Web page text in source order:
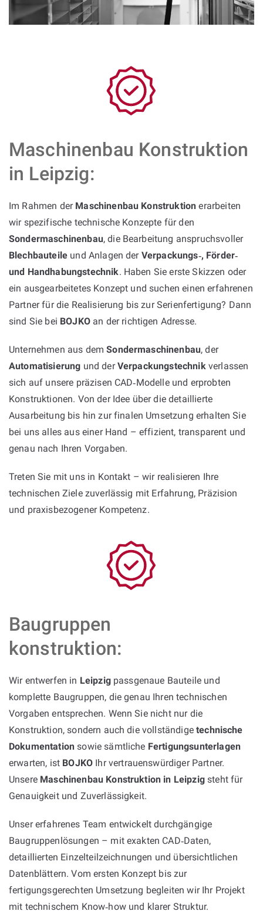
Maschinenbau Konstruktion
in Leipzig:
Im Rahmen der Maschinenbau Konstruktion erarbeiten
wir spezifische technische Konzepte für den
Sondermaschinenbau, die Bearbeitung anspruchsvoller
Blechbauteile und Anlagen der Verpackungs‑, Förder‑
und Handhabungstechnik. Haben Sie erste Skizzen oder
ein ausgearbeitetes Konzept und suchen einen erfahrenen
Partner für die Realisierung bis zur Serienfertigung? Dann
sind Sie bei BOJKOan der richtigen Adresse.
Unternehmen aus demSondermaschinenbau, der
Automatisierung und derVerpackungstechnikverlassen
sich auf unsere präzisen CAD‑Modelle und erprobten
Konstruktionen. Von der Idee über die detaillierte
Ausarbeitung bis hin zur finalen Umsetzung erhalten Sie
bei uns alles aus einer Hand – effizient, transparent und
genau nach Ihren Vorgaben.
Treten Sie mit uns in Kontakt – wir realisieren Ihre
technischen Ziele zuverlässig mit Erfahrung, Präzision
und praxisbezogener Kompetenz.
Baugruppen
konstruktion:
Wir entwerfen in Leipzigpassgenaue Bauteile und
komplette Baugruppen, die genau Ihren technischen
Vorgaben entsprechen. Wenn Sie nicht nur die
Konstruktion, sondern auch die vollständigetechnische
Dokumentation sowie sämtliche Fertigungsunterlagen
erwarten, ist BOJKO Ihr vertrauenswürdiger Partner.
Unsere Maschinenbau Konstruktion in Leipzigsteht für
Genauigkeit und Zuverlässigkeit.
Unser erfahrenes Team entwickelt durchgängige
Baugruppenlösungen – mit exakten CAD‑Daten,
detaillierten Einzelteilzeichnungen und übersichtlichen
Datenblättern. Vom ersten Konzept bis zur
fertigungsgerechten Umsetzung begleiten wir Ihr Projekt
mit technischem Know‑how und klarer Struktur.